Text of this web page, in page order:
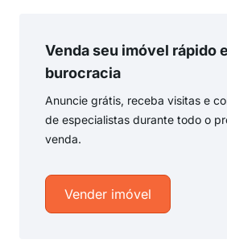
Venda seu imóvel rápido
burocracia
Anuncie grátis, receba visitas e
de especialistas durante todo o
venda.
Vender imóvel